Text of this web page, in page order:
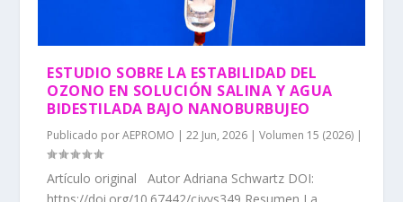
ESTUDIO SOBRE LA ESTABILIDAD DEL
OZONO EN SOLUCIÓN SALINA Y AGUA
BIDESTILADA BAJO NANOBURBUJEO
Publicado porAEPROMO |22 Jun, 2026 |Volumen 15 (2026) |
Artículo original Autor Adriana Schwartz DOI: